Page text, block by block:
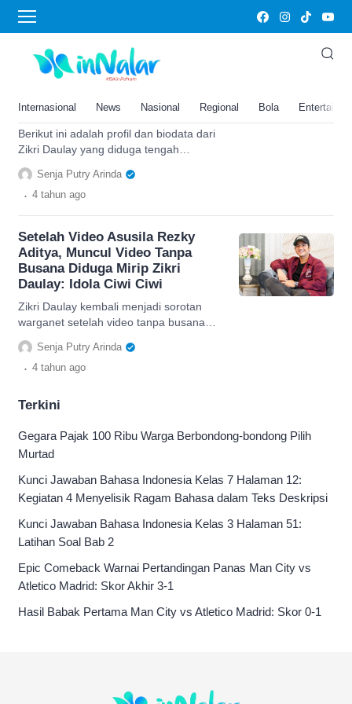
Internasional News Nasional Regional Bola
Zikri Daulay
Profil dan Biodata dari Zikri
Daulay, Aktor yang Diduga Kini
Asusila
Berikut ini adalah profil dan biodata dari
Zikri Daulay yang diduga tengah
tersandung atas video asusilanya, simak
lengkapnya di sini.
Senja Putry Arinda
. 4 tahun ago
Setelah Video Asusila Rezky
Aditya, Muncul Video Tanpa
Busana Diduga Mirip Zikri
Daulay: Idola Ciwi Ciwi
Zikri Daulay kembali menjadi sorotan
warganet setelah video tanpa busana
yang diduga mirip dengannya tersebar,
benarkah hal itu?
Senja Putry Arinda
. 4 tahun ago
Terkini
Gegara Pajak 100 Ribu Warga Berbondong-bondong Pilih
Murtad
Kunci Jawaban Bahasa Indonesia Kelas 7 Halaman 12:
Kegiatan 4 Menyelisik Ragam Bahasa dalam Teks Deskripsi
Kunci Jawaban Bahasa Indonesia Kelas 3 Halaman 51:
Latihan Soal Bab 2
Epic Comeback Warnai Pertandingan Panas Man City vs
Atletico Madrid: Skor Akhir 3-1
Hasil Babak Pertama Man City vs Atletico Madrid: Skor 0-1